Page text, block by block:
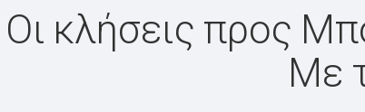
Οι κλήσεις προς
Με